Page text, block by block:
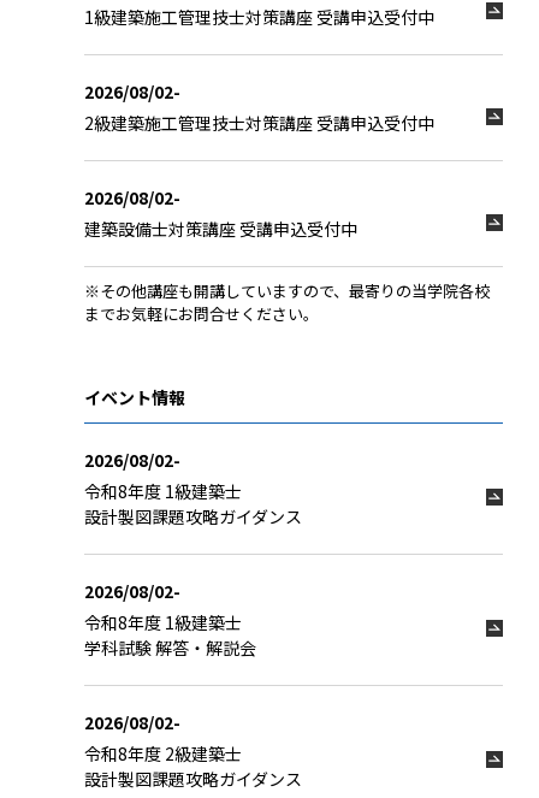
1級建築施工管理技士対策講座 受講申込受付中
2026/08/02-
2級建築施工管理技士対策講座 受講申込受付中
2026/08/02-
建築設備士対策講座 受講申込受付中
※その他講座も開講していますので、最寄りの当学院各校
までお気軽にお問合せください。
イベント情報
2026/08/02-
令和8年度 1級建築士
設計製図課題攻略ガイダンス
2026/08/02-
令和8年度 1級建築士
学科試験 解答・解説会
2026/08/02-
令和8年度 2級建築士
設計製図課題攻略ガイダンス